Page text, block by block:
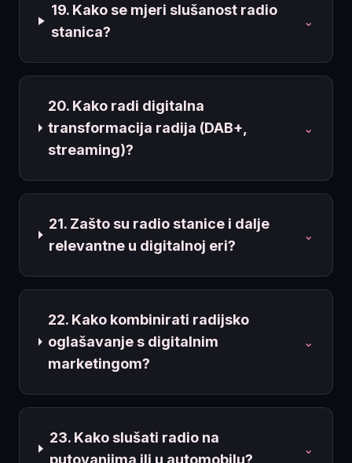
19. Kako se mjeri slušanost radio
stanica?
⌄
20. Kako radi digitalna
transformacija radija (DAB+,
streaming)?
⌄
21. Zašto su radio stanice i dalje
relevantne u digitalnoj eri?
⌄
22. Kako kombinirati radijsko
oglašavanje s digitalnim
marketingom?
⌄
23. Kako slušati radio na
putovanjima ili u automobilu?
⌄